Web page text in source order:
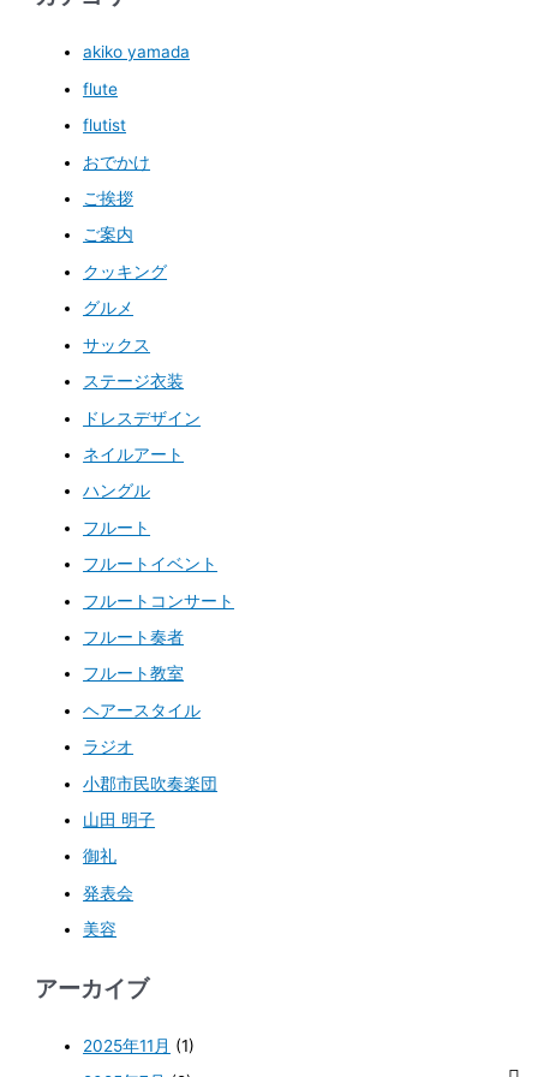
akiko yamada
flute
flutist
おでかけ
ご挨拶
ご案内
クッキング
グルメ
サックス
ステージ衣装
ドレスデザイン
ネイルアート
ハングル
フルート
フルートイベント
フルートコンサート
フルート奏者
フルート教室
ヘアースタイル
ラジオ
小郡市民吹奏楽団
山田 明子
御礼
発表会
美容
アーカイブ
2025年11月 (1)